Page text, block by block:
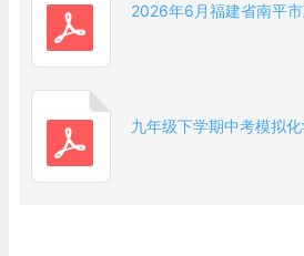
（4）耐高温(或耐腐蚀等，合理答
12.（7分)
（2）①光合作用 （1分）
②Ca(OH)2 （1分）
（3）①干冰升华吸热 （1分）
九年级下学期中考模拟